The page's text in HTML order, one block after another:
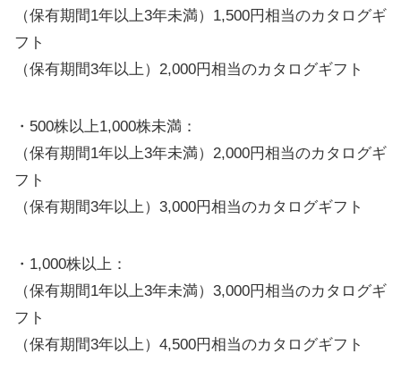
（保有期間1年以上3年未満）1,500円相当のカタログギ
フト
（保有期間3年以上）2,000円相当のカタログギフト
・500株以上1,000株未満：
（保有期間1年以上3年未満）2,000円相当のカタログギ
フト
（保有期間3年以上）3,000円相当のカタログギフト
・1,000株以上：
（保有期間1年以上3年未満）3,000円相当のカタログギ
フト
（保有期間3年以上）4,500円相当のカタログギフト